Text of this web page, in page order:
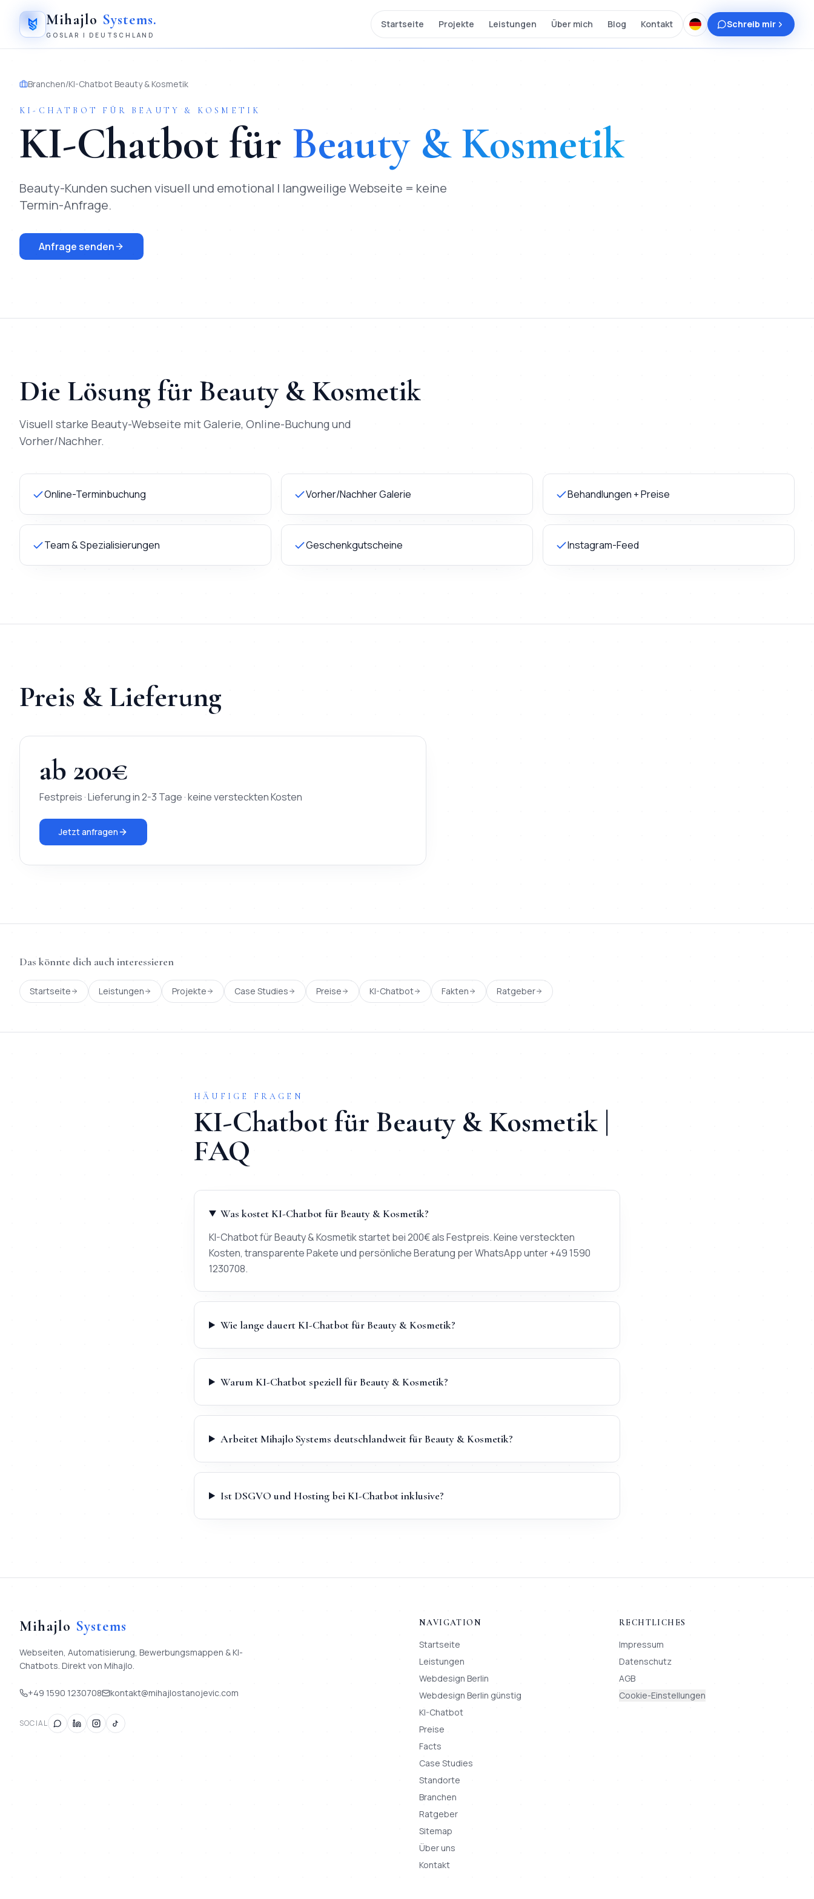
Mihajlo Systems.
GOSLAR | DEUTSCHLAND
Startseite Projekte Leistungen Über mich Blog Kontakt Schreib mir
Branchen/KI-Chatbot Beauty & Kosmetik
KI-CHATBOT FÜR BEAUTY & KOSMETIK
KI-Chatbot für Beauty & Kosmetik
Beauty-Kunden suchen visuell und emotional | langweilige Webseite = keine
Termin-Anfrage.
Anfrage senden
Die Lösung für Beauty & Kosmetik
Visuell starke Beauty-Webseite mit Galerie, Online-Buchung und
Vorher/Nachher.
Online-Terminbuchung Vorher/Nachher Galerie Behandlungen + Preise
Team & Spezialisierungen Geschenkgutscheine Instagram-Feed
Preis & Lieferung
ab 200€
Festpreis · Lieferung in2-3 Tage · keine versteckten Kosten
Jetzt anfragen
Das könnte dich auch interessieren
Startseite Leistungen Projekte Case Studies Preise KI-Chatbot Fakten Ratgeber
HÄUFIGE FRAGEN
KI-Chatbotfür Beauty & Kosmetik |
FAQ
Was kostet KI-Chatbot für Beauty & Kosmetik?
KI-Chatbot für Beauty & Kosmetik startet bei 200€ als Festpreis. Keine versteckten
Kosten, transparente Pakete und persönliche Beratung per WhatsApp unter +49 1590
1230708.
Wie lange dauert KI-Chatbot für Beauty & Kosmetik?
Warum KI-Chatbot speziell für Beauty & Kosmetik?
Arbeitet Mihajlo Systems deutschlandweit für Beauty & Kosmetik?
Ist DSGVO und Hosting bei KI-Chatbot inklusive?
Mihajlo Systems
Webseiten, Automatisierung, Bewerbungsmappen & KI-
Chatbots. Direkt von Mihajlo.
+49 1590 1230708 kontakt@mihajlostanojevic.com
SOCIAL
NAVIGATION
Startseite
Leistungen
Webdesign Berlin
Webdesign Berlin günstig
KI-Chatbot
Preise
Facts
Case Studies
Standorte
Branchen
Ratgeber
Sitemap
Über uns
Kontakt
RECHTLICHES
Impressum
Datenschutz
AGB
Cookie-Einstellungen